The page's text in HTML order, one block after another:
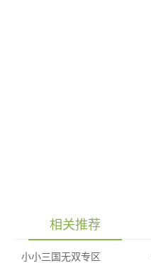
相关推荐
小小三国无双专区